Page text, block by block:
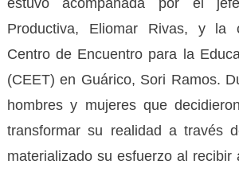
Productiva, Eliomar Rivas, y la
Centro de Encuentro para la
(CEET) en Guárico, Sori Ramos.
hombres y mujeres que
transformar su realidad a través
materializado su esfuerzo al recibir